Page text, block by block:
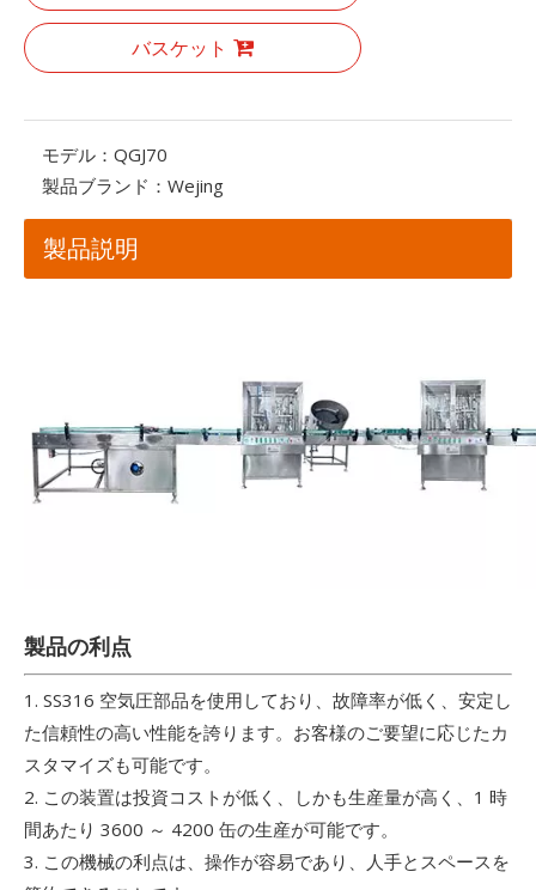
バスケット
モデル： QGJ70
製品ブランド： Wejing
製品説明
製品の利点
1. SS316 空気圧部品を使用しており、故障率が低く、安定し
た信頼性の高い性能を誇ります。お客様のご要望に応じたカ
スタマイズも可能です。
2. この装置は投資コストが低く、しかも生産量が高く、1 時
間あたり 3600 ～ 4200 缶の生産が可能です。
3. この機械の利点は、操作が容易であり、人手とスペースを